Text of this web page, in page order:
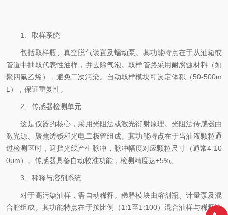
1、取样系统
包括取样瓶、真空脱气装置及蠕动泵。其功能特点在于从油箱或
管道中抽取代表性油样，并去除气泡。取样管路采用耐腐蚀材料（如
聚四氟乙烯），避免二次污染。自动取样模块可设定体积（50-500m
L），保证重复性。
2、传感器检测单元
这是仪器的核心，采用光阻法或激光衍射原理。光阻法传感器由
激光源、聚焦透镜和光电二极管组成。其功能特点在于当油液颗粒通
过检测区时，遮挡光线产生脉冲，脉冲幅度对应颗粒尺寸（通常4-10
0μm）。传感器具备自动校准功能，检测精度达±5%。
3、稀释与溶剂系统
对于高污染油样，需自动稀释。稀释模块由溶剂瓶、计量泵及混
合腔组成。其功能特点在于按比例（1:1至1:100）混合油样与稀释液